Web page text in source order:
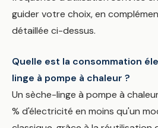
guider votre choix, en
détaillée ci-dessus.
Quelle est la consommation
linge à pompe à chaleur ?
Un sèche-linge à pompe à
% d'électricité en moins qu'un